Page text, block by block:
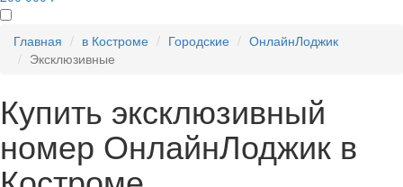
Главная в Костроме Городские
ОнлайнЛоджик
Эксклюзивные
Купить эксклюзивный
номер ОнлайнЛоджик в